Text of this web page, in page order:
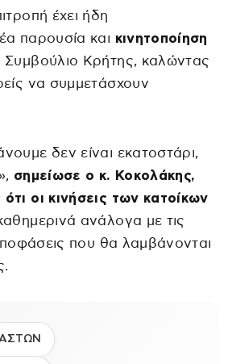
έχει ήδη
παρουσία και κινητοποίηση
Συμβούλιο Κρήτης, καλώντας
να συμμετάσχουν
δεν είναι εκατοστάρι,
σημείωσε ο κ. Κοκολάκης,
οι κινήσεις των κατοίκων
ανάλογα με τις
αποφάσεις που θα λαμβάνονται